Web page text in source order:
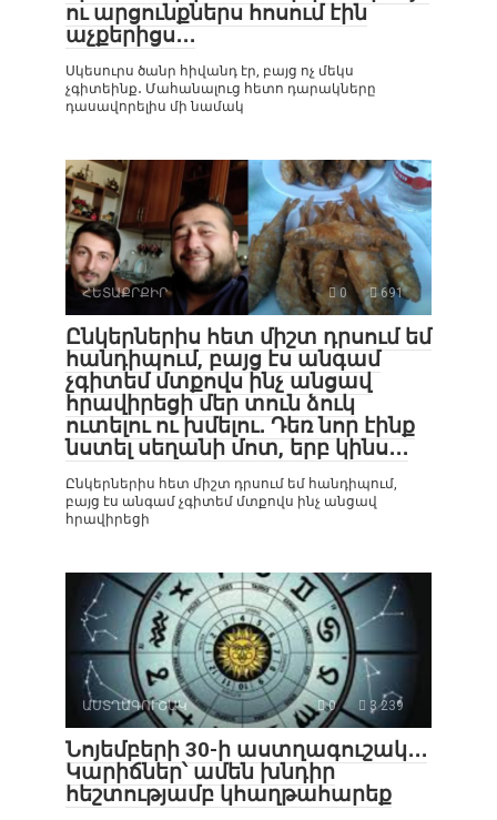
ու արցունքներս հոսում էին
աչքերիցս․․․
Սկեսուրս ծանր հիվանդ էր, բայց ոչ մեկս
չգիտեինք․ Մահանալուց հետո դարակները
դասավորելիս մի նամակ
ՀԵՏԱՔՐՔԻՐ 0 691
Ընկերներիս հետ միշտ դրսում եմ
հանդիպում, բայց էս անգամ
չգիտեմ մտքովս ինչ անցավ
հրավիրեցի մեր տուն ձուկ
ուտելու ու խմելու․ Դեռ նոր էինք
նստել սեղանի մոտ, երբ կինս․․․
Ընկերներիս հետ միշտ դրսում եմ հանդիպում,
բայց էս անգամ չգիտեմ մտքովս ինչ անցավ
հրավիրեցի
ԱՍՏՂԱԳՈՒՇԱԿ 0 3 239
Նոյեմբերի 30-ի աստղագուշակ․․․
Կարիճներ՝ ամեն խնդիր
հեշտությամբ կհաղթահարեք